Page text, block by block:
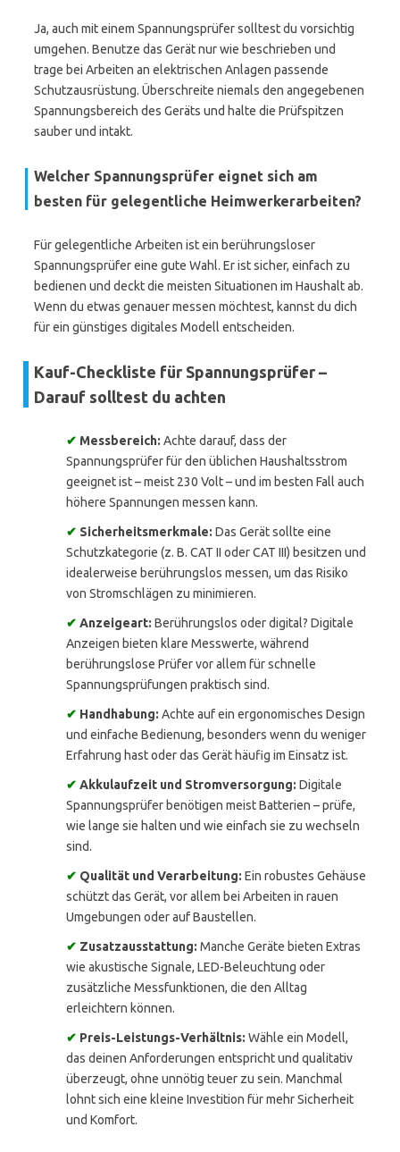
Ja, auch mit einem Spannungsprüfer solltest du vorsichtig
umgehen. Benutze das Gerät nur wie beschrieben und
trage bei Arbeiten an elektrischen Anlagen passende
Schutzausrüstung. Überschreite niemals den angegebenen
Spannungsbereich des Geräts und halte die Prüfspitzen
sauber und intakt.
Welcher Spannungsprüfer eignet sich am
besten für gelegentliche Heimwerkerarbeiten?
Für gelegentliche Arbeiten ist ein berührungsloser
Spannungsprüfer eine gute Wahl. Er ist sicher, einfach zu
bedienen und deckt die meisten Situationen im Haushalt ab.
Wenn du etwas genauer messen möchtest, kannst du dich
für ein günstiges digitales Modell entscheiden.
Kauf-Checkliste für Spannungsprüfer –
Darauf solltest du achten
✔ Messbereich: Achte darauf, dass der
Spannungsprüfer für den üblichen Haushaltsstrom
geeignet ist – meist 230 Volt – und im besten Fall auch
höhere Spannungen messen kann.
✔ Sicherheitsmerkmale: Das Gerät sollte eine
Schutzkategorie (z. B. CAT II oder CAT III) besitzen und
idealerweise berührungslos messen, um das Risiko
von Stromschlägen zu minimieren.
✔ Anzeigeart: Berührungslos oder digital? Digitale
Anzeigen bieten klare Messwerte, während
berührungslose Prüfer vor allem für schnelle
Spannungsprüfungen praktisch sind.
✔ Handhabung: Achte auf ein ergonomisches Design
und einfache Bedienung, besonders wenn du weniger
Erfahrung hast oder das Gerät häufig im Einsatz ist.
✔ Akkulaufzeit und Stromversorgung: Digitale
Spannungsprüfer benötigen meist Batterien – prüfe,
wie lange sie halten und wie einfach sie zu wechseln
sind.
✔ Qualität und Verarbeitung: Ein robustes Gehäuse
schützt das Gerät, vor allem bei Arbeiten in rauen
Umgebungen oder auf Baustellen.
✔ Zusatzausstattung: Manche Geräte bieten Extras
wie akustische Signale, LED-Beleuchtung oder
zusätzliche Messfunktionen, die den Alltag
erleichtern können.
✔ Preis-Leistungs-Verhältnis: Wähle ein Modell,
das deinen Anforderungen entspricht und qualitativ
überzeugt, ohne unnötig teuer zu sein. Manchmal
lohnt sich eine kleine Investition für mehr Sicherheit
und Komfort.